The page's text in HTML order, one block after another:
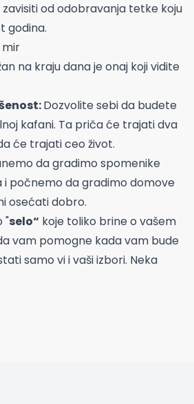
od odobravanja tetke koju
godina.
mir
na kraju dana je onaj koji vidite
Dozvolite sebi da budete
kafani. Ta priča će trajati dva
će trajati ceo život.
da gradimo spomenike
i počnemo da gradimo domove
osećati dobro.
"selo“ koje toliko brine o vašem
vam pomogne kada vam bude
samo vi i vaši izbori. Neka